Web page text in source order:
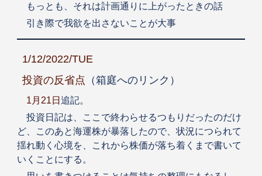
もっとも、それは計画通りに上がったときの話
引き際で我欲を出さないことが大事
1/12/2022/TUE
投資の反省点 （箱庭へのリンク）
1月21日 追記。
投資日記は、ここで終わらせるつもりだったのだけ
ど、このあと海運株が暴落したので、状況につられて
揺れ動く心境を、これから株価が落ち着くまで書いて
いくことにする。